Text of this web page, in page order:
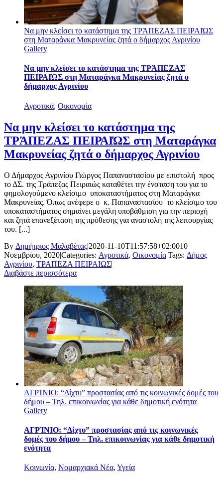
Να μην κλείσει το κατάστημα της ΤΡΆΠΕΖΑΣ ΠΕΙΡΑΙΏΣ
στη Ματαράγκα Μακρυνείας ζητά ο δήμαρχος Αγρινίου
Gallery
Να μην κλείσει το κατάστημα της ΤΡΆΠΕΖΑΣ
ΠΕΙΡΑΙΏΣ στη Ματαράγκα Μακρυνείας ζητά ο
δήμαρχος Αγρινίου
Αγροτικά, Οικονομία
Να μην κλείσει το κατάστημα της
ΤΡΆΠΕΖΑΣ ΠΕΙΡΑΙΏΣ στη Ματαράγκα
Μακρυνείας ζητά ο δήμαρχος Αγρινίου
Ο Δήμαρχος Αγρινίου Γιώργος Παπαναστασίου με επιστολή προς
το ΔΣ. της Τράπεζας Πειραιώς καταθέτει την ένσταση του για το
φημολογούμενο κλείσιμο υποκαταστήματος στη Ματαράγκα
Μακρυνείας. Όπως ανέφερε ο κ. Παπαναστασίου το κλείσιμο του
υποκαταστήματος σημαίνει μεγάλη υποβάθμιση για την περιοχή
και ζητά επανεξέταση της πρόθεσης για αναστολή της λειτουργίας
του. [...]
By Δημήτριος Μαλαβέτας|2020-11-10T11:57:58+02:0010
Νοεμβρίου, 2020|Categories: Αγροτικά, Οικονομία|Tags: Δήμος
Αγρινίου, ΤΡΑΠΕΖΑ ΠΕΙΡΑΙΩΣ|
Διαβάστε περισσότερα
ΑΓΡΊΝΙΟ: “Δίχτυ” προστασίας από τις κοινωνικές δομές του
δήμου – Τηλ. επικοινωνίας για κάθε δημοτική ενότητα
Gallery
ΑΓΡΊΝΙΟ: “Δίχτυ” προστασίας από τις κοινωνικές
δομές του δήμου – Τηλ. επικοινωνίας για κάθε δημοτική
ενότητα
Κοινωνία, Νομαρχιακά Νέα, Υγεία